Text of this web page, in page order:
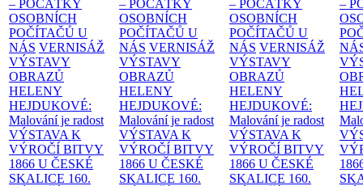
– POČÁTKY
OSOBNÍCH
POČÍTAČŮ U
NÁS VERNISÁŽ
VÝSTAVY
OBRAZŮ
HELENY
HEJDUKOVÉ:
Malování je radost
VÝSTAVA K
VÝROČÍ BITVY
1866 U ČESKÉ
SKALICE 160.
– POČÁTKY
OSOBNÍCH
POČÍTAČŮ U
NÁS VERNISÁŽ
VÝSTAVY
OBRAZŮ
HELENY
HEJDUKOVÉ:
Malování je radost
VÝSTAVA K
VÝROČÍ BITVY
1866 U ČESKÉ
SKALICE 160.
– POČÁTKY
OSOBNÍCH
POČÍTAČŮ U
NÁS VERNISÁŽ
VÝSTAVY
OBRAZŮ
HELENY
HEJDUKOVÉ:
Malování je radost
VÝSTAVA K
VÝROČÍ BITVY
1866 U ČESKÉ
SKALICE 160.
–